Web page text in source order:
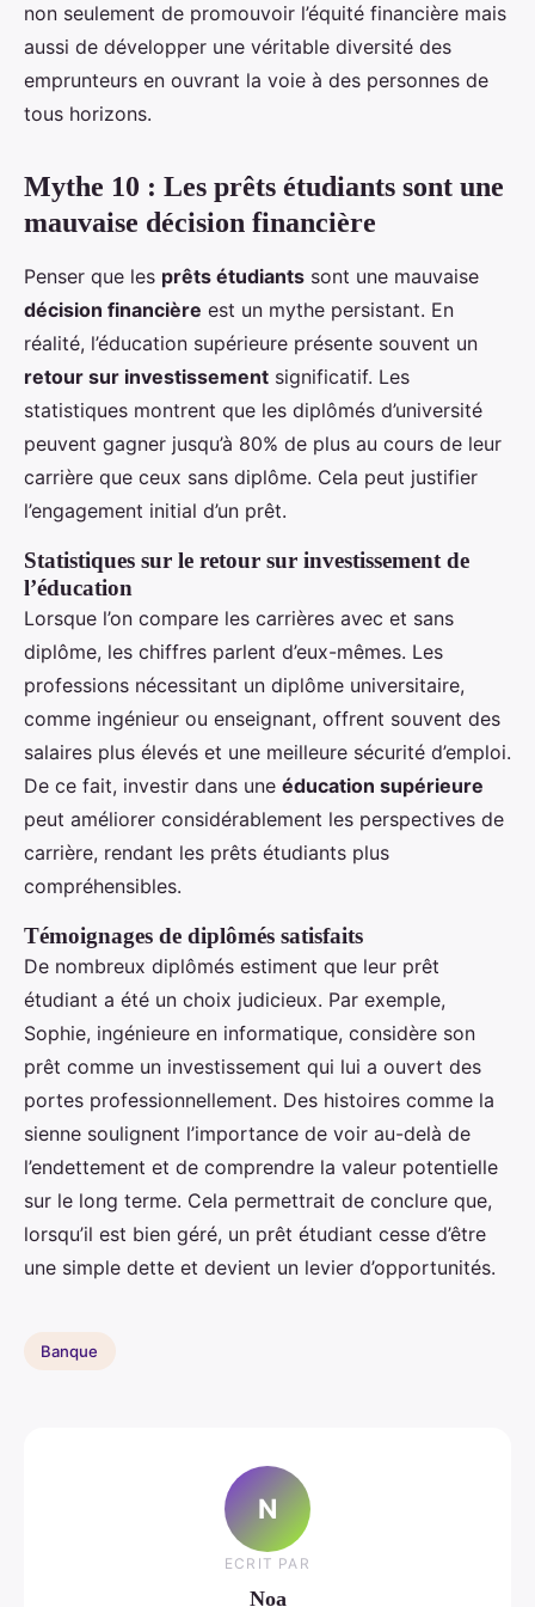
non seulement de promouvoir l’équité financière mais
aussi de développer une véritable diversité des
emprunteurs en ouvrant la voie à des personnes de
tous horizons.
Mythe 10 : Les prêts étudiants sont une
mauvaise décision financière
Penser que les prêts étudiants sont une mauvaise
décision financière est un mythe persistant. En
réalité, l’éducation supérieure présente souvent un
retour sur investissement significatif. Les
statistiques montrent que les diplômés d’université
peuvent gagner jusqu’à 80% de plus au cours de leur
carrière que ceux sans diplôme. Cela peut justifier
l’engagement initial d’un prêt.
Statistiques sur le retour sur investissement de
l’éducation
Lorsque l’on compare les carrières avec et sans
diplôme, les chiffres parlent d’eux-mêmes. Les
professions nécessitant un diplôme universitaire,
comme ingénieur ou enseignant, offrent souvent des
salaires plus élevés et une meilleure sécurité d’emploi.
De ce fait, investir dans une éducation supérieure
peut améliorer considérablement les perspectives de
carrière, rendant les prêts étudiants plus
compréhensibles.
Témoignages de diplômés satisfaits
De nombreux diplômés estiment que leur prêt
étudiant a été un choix judicieux. Par exemple,
Sophie, ingénieure en informatique, considère son
prêt comme un investissement qui lui a ouvert des
portes professionnellement. Des histoires comme la
sienne soulignent l’importance de voir au-delà de
l’endettement et de comprendre la valeur potentielle
sur le long terme. Cela permettrait de conclure que,
lorsqu’il est bien géré, un prêt étudiant cesse d’être
une simple dette et devient un levier d’opportunités.
Banque
N
ECRIT PAR
Noa